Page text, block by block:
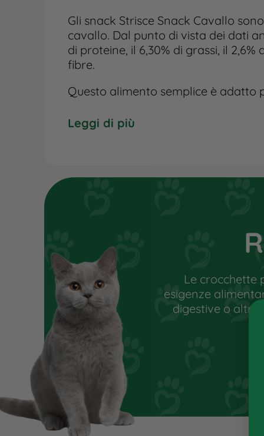
Gli snack Strisce Snack Cavallo
cavallo. Dal punto di vista dei dati
di proteine, il 6,30% di grassi, il
fibre.
Questo alimento semplice è adatto
cane. È importante conservare il
sostituiscono in alcun modo il
di eventuali carenze vitaminiche e
individuare l’alimento più idoneo.
Leggi di più
Le crocchette
esigenze
digestive o altre